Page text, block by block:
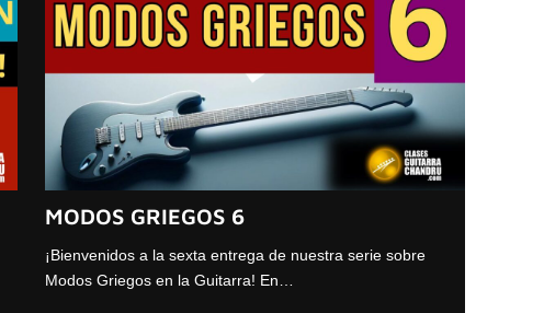
MODOS GRIEGOS 6
¡Bienvenidos a la sexta entrega de nuestra serie sobre
Modos Griegos en la Guitarra! En…